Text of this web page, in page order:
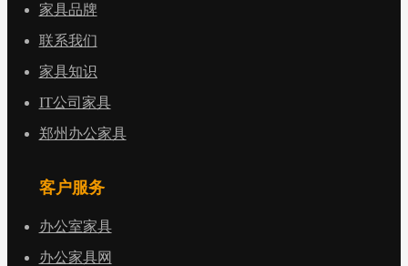
家具品牌
联系我们
家具知识
IT公司家具
郑州办公家具
客户服务
办公室家具
办公家具网